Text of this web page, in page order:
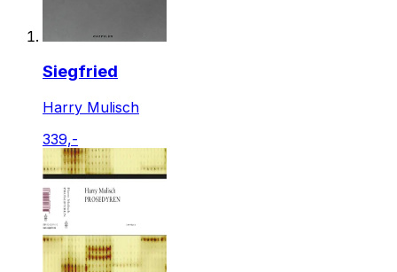
Siegfried
Harry Mulisch
339,-